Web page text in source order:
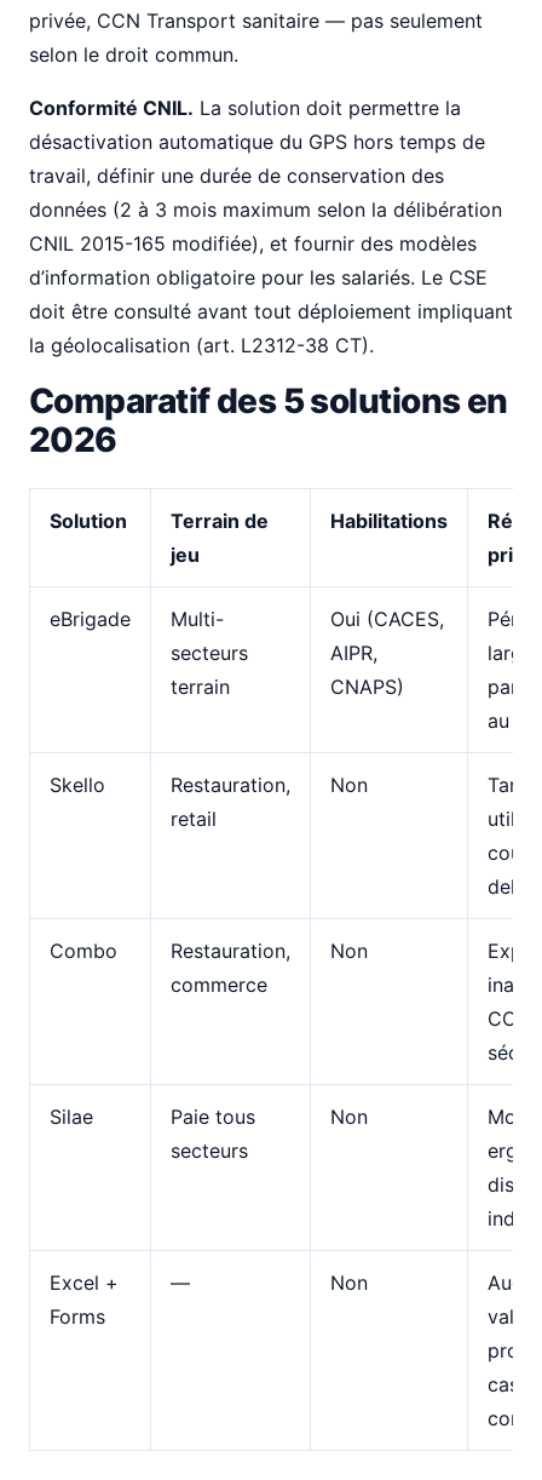
privée, CCN Transport sanitaire — pas seulement
selon le droit commun.
Conformité CNIL. La solution doit permettre la
désactivation automatique du GPS hors temps de
travail, définir une durée de conservation des
données (2 à 3 mois maximum selon la délibération
CNIL 2015-165 modifiée), et fournir des modèles
d’information obligatoire pour les salariés. Le CSE
doit être consulté avant tout déploiement impliquant
la géolocalisation (art. L2312-38 CT).
Comparatif des 5 solutions en
2026
Solution
Terrain de
jeu
Habilitations
eBrigade
Multi-
secteurs
terrain
Oui (CACES,
AIPR,
CNAPS)
large
au
Skello
Restauration,
retail
Non
Tarif
delà
Combo
Restauration,
commerce
Non
CCN
Silae
Paie tous
secteurs
Non
Excel +
Forms
— Non
valeur
cas